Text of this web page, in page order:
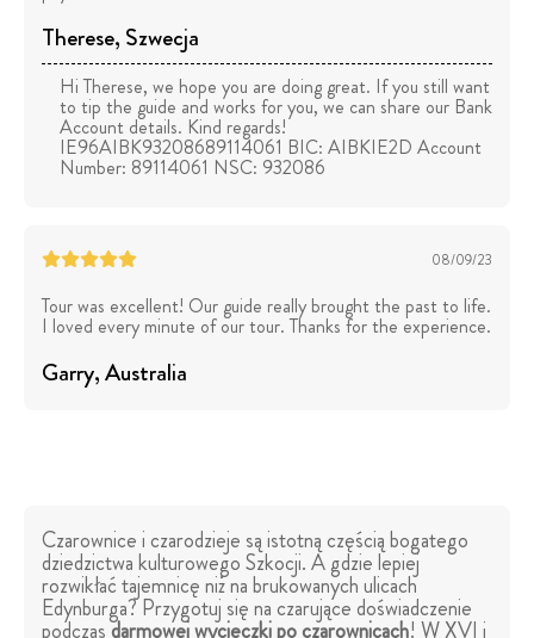
Therese, Szwecja
Hi Therese, we hope you are doing great. If you still want
to tip the guide and works for you, we can share our Bank
Account details. Kind regards!
IE96AIBK93208689114061 BIC: AIBKIE2D Account
Number: 89114061 NSC: 932086
08/09/23
Tour was excellent! Our guide really brought the past to life.
I loved every minute of our tour. Thanks for the experience.
Garry, Australia
Czarownice i czarodzieje są istotną częścią bogatego
dziedzictwa kulturowego Szkocji. A gdzie lepiej
rozwikłać tajemnicę niż na brukowanych ulicach
Edynburga? Przygotuj się na czarujące doświadczenie
podczasdarmowej wycieczki po czarownicach! W XVI i